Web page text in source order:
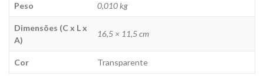
Peso
0,010 kg
Dimensões (C x L x
A)
16,5 × 11,5 cm
Cor Transparente